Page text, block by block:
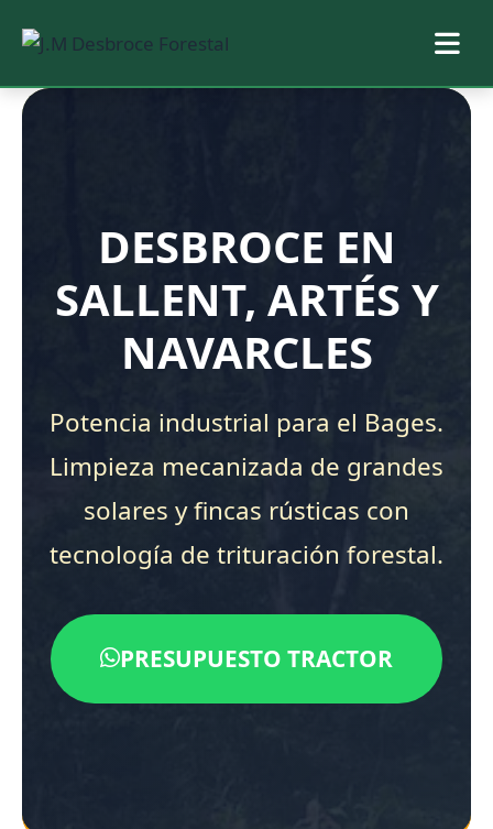
Saltar
DESBROCE EN
SALLENT, ARTÉS Y
NAVARCLES
Potencia industrial para el Bages.
Limpieza mecanizada de grandes
solares y fincas rústicas con
tecnología de trituración forestal.
PRESUPUESTO TRACTOR